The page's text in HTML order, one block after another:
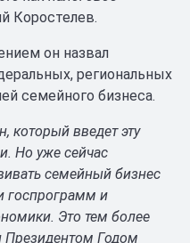
Коростелев.
он назвал
региональных
семейного бизнеса.
введет эту
Но уже сейчас
семейный бизнес
госпрограмм и
Это тем более
Президентом Годом